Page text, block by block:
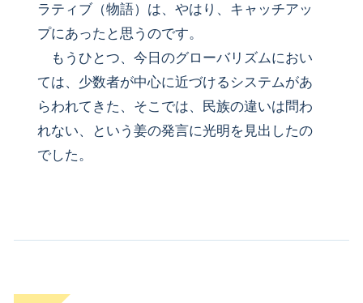
ラティブ（物語）は、やはり、キャッチアッ
プにあったと思うのです。
もうひとつ、今日のグローバリズムにおい
ては、少数者が中心に近づけるシステムがあ
らわれてきた、そこでは、民族の違いは問わ
れない、という姜の発言に光明を見出したの
でした。